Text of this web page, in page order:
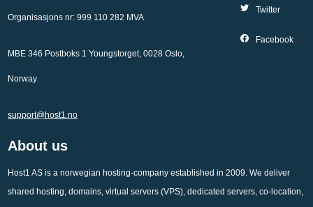
Organisasjons nr: 999 110 282 MVA
MBE 346 Postboks 1 Youngstorget, 0028 Oslo,
Norway
support@host1.no
Twitter
Facebook
About us
Host1 AS is a norwegian hosting-company established in 2009. We deliver
shared hosting, domains, virtual servers (VPS), dedicated servers, co-location,